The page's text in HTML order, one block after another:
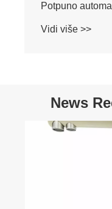
Potpuno
Vidi više >>
News